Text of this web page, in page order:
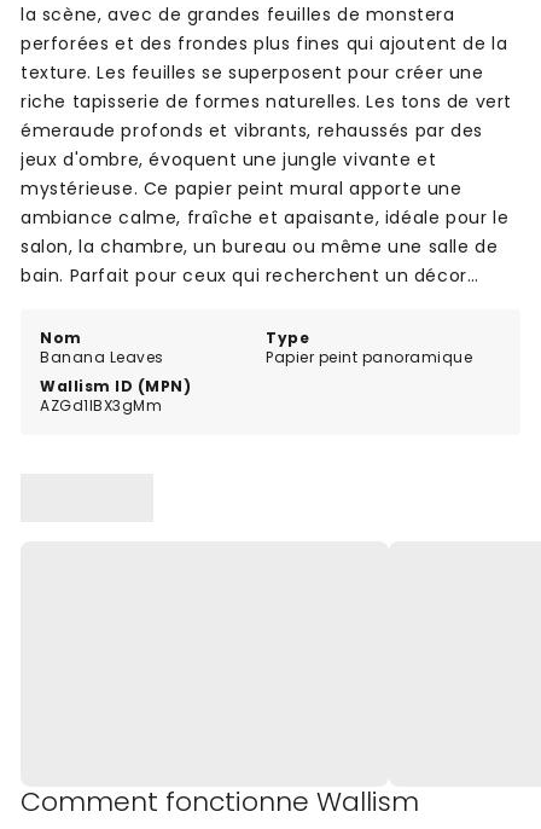
Nom
Banana Leaves
Type
Papier peint panoramique
Wallism ID (MPN)
AZGd1lBX3gMm
la scène, avec de grandes feuilles de monstera
perforées et des frondes plus fines qui ajoutent de la
texture. Les feuilles se superposent pour créer une
riche tapisserie de formes naturelles. Les tons de vert
émeraude profonds et vibrants, rehaussés par des
jeux d'ombre, évoquent une jungle vivante et
mystérieuse. Ce papier peint mural apporte une
ambiance calme, fraîche et apaisante, idéale pour le
salon, la chambre, un bureau ou même une salle de
bain. Parfait pour ceux qui recherchent un décor
Comment fonctionne Wallism